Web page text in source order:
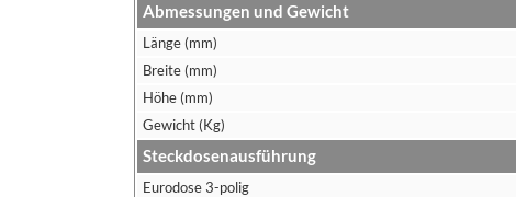
Abmessungen und Gewicht
Länge (mm)
Breite (mm)
Höhe (mm)
Gewicht (Kg)
Steckdosenausführung
Eurodose 3-polig